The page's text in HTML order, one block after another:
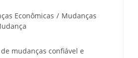
Econômicas / Mudanças
mudanças confiável e